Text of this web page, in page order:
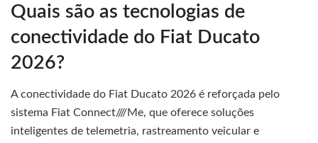
Quais são as tecnologias de
conectividade do Fiat Ducato
2026?
A conectividade do Fiat Ducato 2026 é reforçada pelo
sistema Fiat Connect////Me, que oferece soluções
inteligentes de telemetria, rastreamento veicular e